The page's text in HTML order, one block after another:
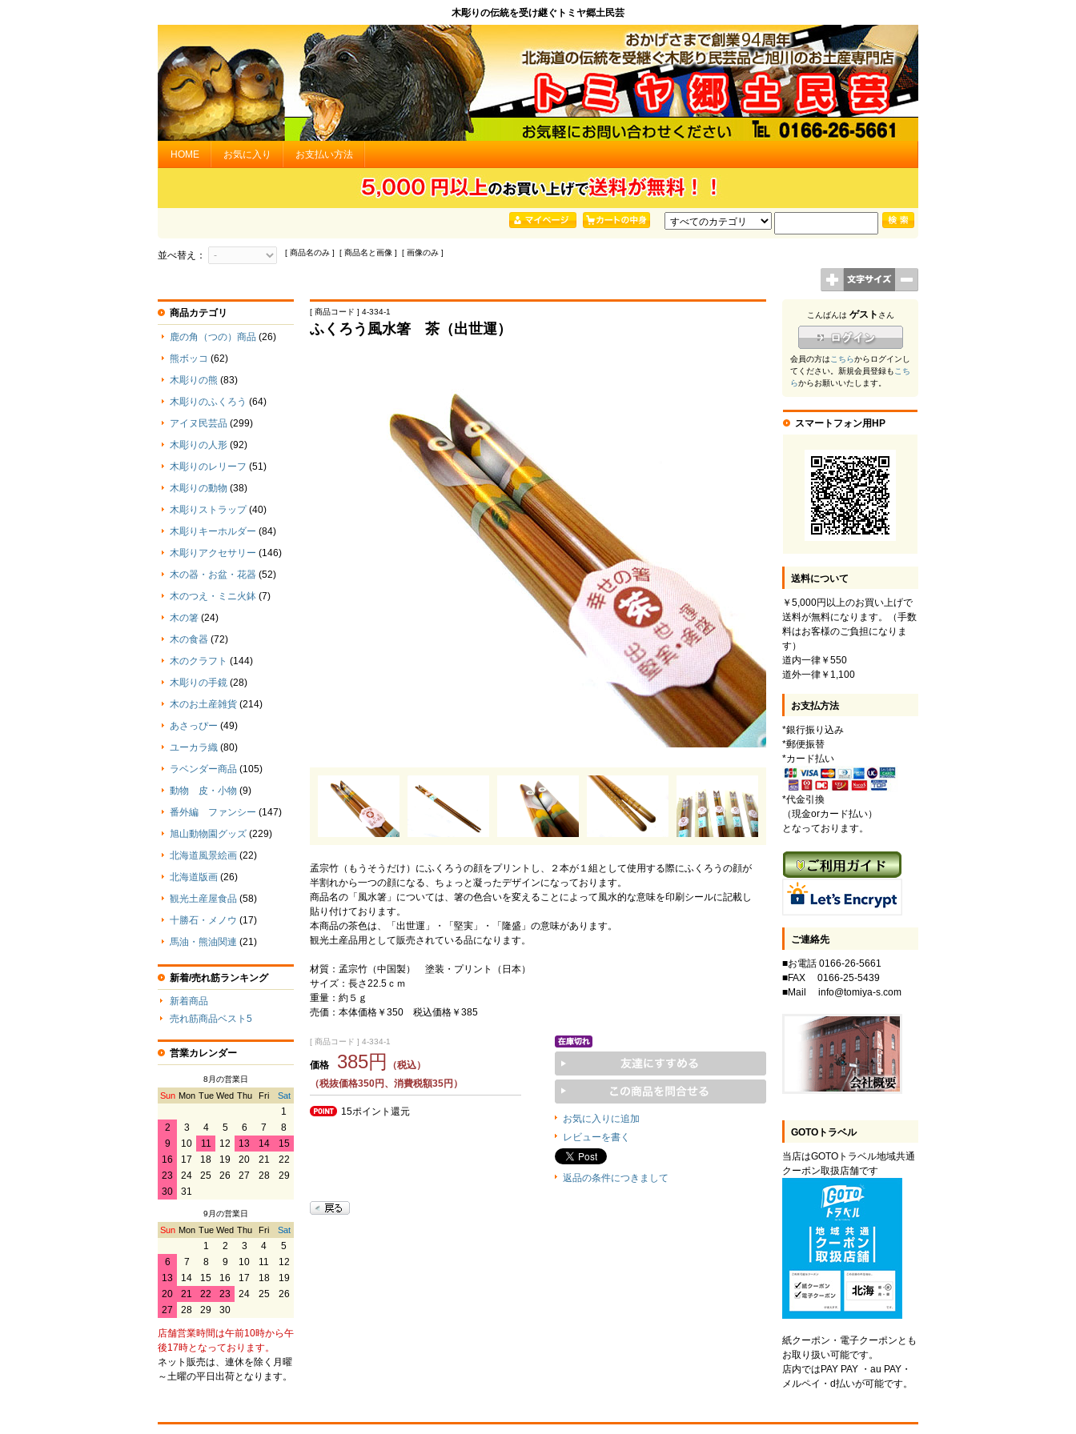
木彫りの伝統を受け継ぐトミヤ郷土民芸
HOME お気に入り お支払い方法
並べ替え： [ 商品名のみ ] [ 商品名と画像 ] [ 画像のみ ]
[ 商品コード ] 4-334-1
ふくろう風水箸 茶（出世運）
孟宗竹（もうそうだけ）にふくろうの顔をプリントし、２本が１組として使用する際にふくろうの顔が
半割れから一つの顔になる、ちょっと凝ったデザインになっております。
商品名の「風水箸」については、箸の色合いを変えることによって風水的な意味を印刷シールに記載し
貼り付けております。
本商品の茶色は、「出世運」・「堅実」・「隆盛」の意味があります。
観光土産品用として販売されている品になります。
材質：孟宗竹（中国製） 塗装・プリント（日本）
サイズ：長さ22.5ｃｍ
重量：約５ｇ
売価：本体価格￥350 税込価格￥385
[ 商品コード ] 4-334-1
価格 385円
（税込）
（税抜価格350円、消費税額35円）
15ポイント還元
お気に入りに追加
レビューを書く
返品の条件につきまして
商品カテゴリ
鹿の角（つの）商品 (26)
熊ボッコ (62)
木彫りの熊 (83)
木彫りのふくろう (64)
アイヌ民芸品 (299)
木彫りの人形 (92)
木彫りのレリーフ (51)
木彫りの動物 (38)
木彫りストラップ (40)
木彫りキーホルダー (84)
木彫りアクセサリー (146)
木の器・お盆・花器 (52)
木のつえ・ミニ火鉢 (7)
木の箸 (24)
木の食器 (72)
木のクラフト (144)
木彫りの手鏡 (28)
木のお土産雑貨 (214)
あさっぴー (49)
ユーカラ織 (80)
ラベンダー商品 (105)
動物 皮・小物 (9)
番外編 ファンシー (147)
旭山動物園グッズ (229)
北海道風景絵画 (22)
北海道版画 (26)
観光土産屋食品 (58)
十勝石・メノウ (17)
馬油・熊油関連 (21)
新着/売れ筋ランキング
新着商品
売れ筋商品ベスト5
営業カレンダー
8月の営業日
Sun Mon Tue Wed Thu Fri Sat
1
2
3 4 5 6 7
8
9
10 11 12 13 14
15
16
17 18 19 20 21
22
23
24 25 26 27 28
29
30
31
9月の営業日
Sun Mon Tue Wed Thu Fri Sat
1 2 3 4
5
6
7 8 9 10 11
12
13
14 15 16 17 18
19
20
21 22 23 24 25
26
27
28 29 30
店舗営業時間は午前10時から午
後17時となっております。
ネット販売は、連休を除く月曜
～土曜の平日出荷となります。
こんばんは ゲスト さん
会員の方はこちらからログインし
てください。新規会員登録もこち
らからお願いいたします。
スマートフォン用HP
送料について
￥5,000円以上のお買い上げで
送料が無料になります。（手数
料はお客様のご負担になりま
す）
道内一律￥550
道外一律￥1,100
お支払方法
*銀行振り込み
*郵便振替
*カード払い
*代金引換
（現金orカード払い）
となっております。
ご連絡先
■お電話 0166-26-5661
■FAX 0166-25-5439
■Mail info@tomiya-s.com
GOTOトラベル
当店はGOTOトラベル地域共通
クーポン取扱店舗です
紙クーポン・電子クーポンとも
お取り扱い可能です。
店内ではPAY PAY ・au PAY・
メルペイ・d払いが可能です。